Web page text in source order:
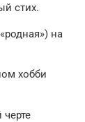
стих.
на
хобби